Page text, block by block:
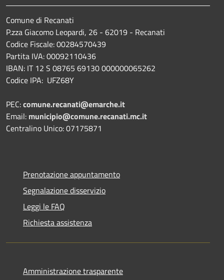
Comune di Recanati
P.zza Giacomo Leopardi, 26 - 62019 - Recanati
Codice Fiscale: 00284570439
Partita IVA: 00092110436
IBAN: IT 12 S 08765 69130 000000065262
Codice IPA: UFZ68Y
PEC:comune.recanati@emarche.it
Email: municipio@comune.recanati.mc.it
Centralino Unico: 07175871
Prenotazione appuntamento
Segnalazione disservizio
Leggi le FAQ
Richiesta assistenza
Amministrazione trasparente